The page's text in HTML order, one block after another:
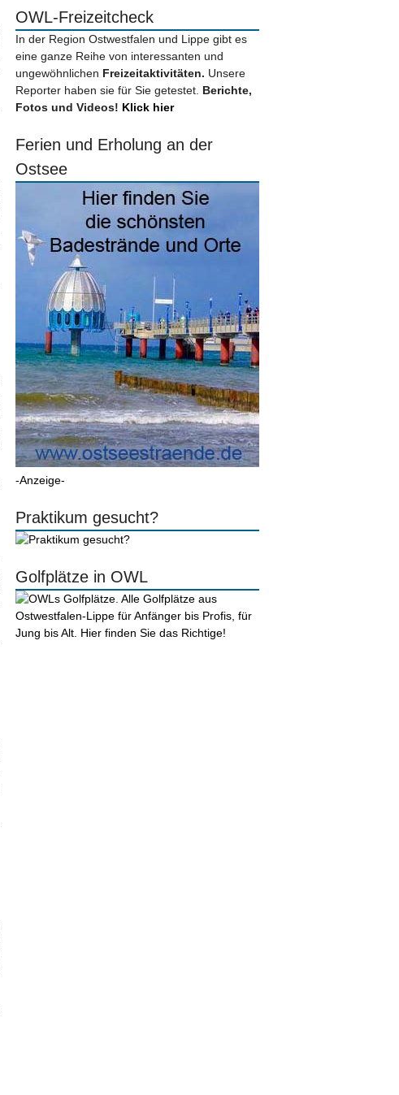
OWL-Freizeitcheck
In der Region Ostwestfalen und Lippe gibt es
eine ganze Reihe von interessanten und
ungewöhnlichen Freizeitaktivitäten. Unsere
Reporter haben sie für Sie getestet. Berichte,
Fotos und Videos! Klick hier
Ferien und Erholung an der
Ostsee
-Anzeige-
Praktikum gesucht?
Golfplätze in OWL